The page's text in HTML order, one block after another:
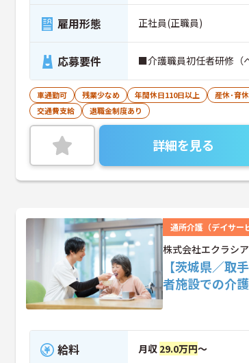
雇用形態 正社員(正職員)
応募要件 ■介護職員初任者研修（
車通勤可 残業少なめ 年間休日110日以上 産休･育
交通費支給
退職金制度あり
詳細を見る
通所介護（デイサー
株式会社エクラシ
【茨城県／
者施設での介
給料 月収 29.0万円～